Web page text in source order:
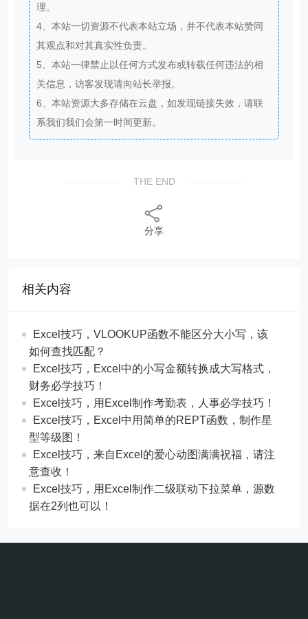
理。
4、本站一切资源不代表本站立场，并不代表本站赞同
其观点和对其真实性负责。
5、本站一律禁止以任何方式发布或转载任何违法的相
关信息，访客发现请向站长举报。
6、本站资源大多存储在云盘，如发现链接失效，请联
系我们我们会第一时间更新。
THE END
分享
相关内容
Excel技巧，​​VLOOKUP函数不能区分大小写，该
如何查找匹配？
​​Excel技巧，Excel中的小写金额转换成大写格式，
财务必学技巧！
​​Excel技巧，用Excel制作考勤表，人事必学技巧！
Excel技巧，​​Excel中用简单的REPT函数，制作星
型等级图！
Excel技巧，来自Excel的爱心动图满满祝福，请注
意查收！
Excel技巧，用Excel制作二级联动下拉菜单，源数
据在2列也可以！